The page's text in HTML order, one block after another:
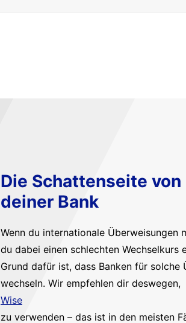
Die Schattenseite
deiner Bank
Wenn du internationale Überweisungen
du dabei einen schlechten
Grund dafür ist, dass Banken für
wechseln. Wir empfehlen dir deswegen,
Wise
zu verwenden – das ist in den meisten